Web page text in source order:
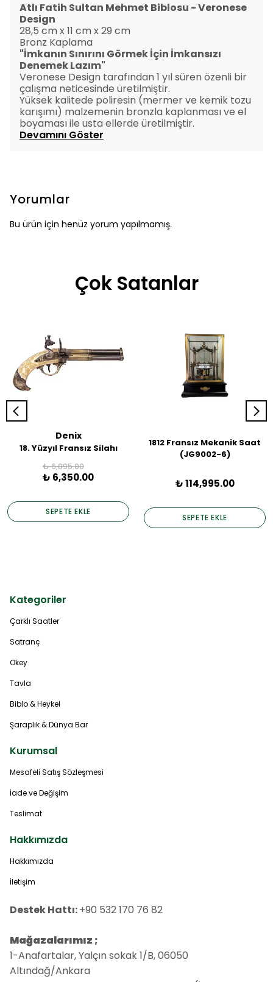
Atlı Fatih Sultan Mehmet Biblosu - Veronese
Design
28,5 cm x 11 cm x 29 cm
Bronz Kaplama
"İmkanın Sınırını Görmek İçin İmkansızı
Denemek Lazım"
Veronese Design tarafından 1 yıl süren özenli bir
çalışma neticesinde üretilmiştir.
Yüksek kalitede poliresin (mermer ve kemik tozu
karışımı) malzemenin bronzla kaplanması ve el
boyaması ile usta ellerde üretilmiştir.
Devamını Göster
Yorumlar
Bu ürün için henüz yorum yapılmamış.
Çok Satanlar
Denix
18. Yüzyıl Fransız Silahı
₺ 6,895.00
₺ 6,350.00
SEPETE EKLE
1812 Fransız Mekanik Saat
(JG9002-6)
₺ 114,995.00
SEPETE EKLE
Kategoriler
Çarklı Saatler
Satranç
Okey
Tavla
Biblo & Heykel
Şaraplık & Dünya Bar
Kurumsal
Mesafeli Satış Sözleşmesi
İade ve Değişim
Teslimat
Hakkımızda
Hakkımızda
İletişim
Destek Hattı:+90 532 170 76 82
Mağazalarımız ;
1-Anafartalar, Yalçın sokak 1/B, 06050
Altındağ/Ankara